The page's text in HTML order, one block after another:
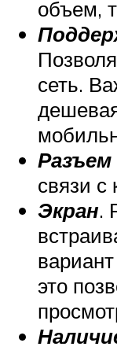
объем,
сеть.
Разъем
связи с
Экран.
это